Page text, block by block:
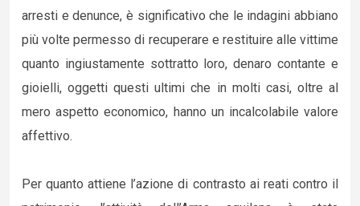
arresti e denunce, è significativo che le indagini abbiano
più volte permesso di recuperare e restituire alle vittime
quanto ingiustamente sottratto loro, denaro contante e
gioielli, oggetti questi ultimi che in molti casi, oltre al
mero aspetto economico, hanno un incalcolabile valore
affettivo.
Per quanto attiene l’azione di contrasto ai reati contro il